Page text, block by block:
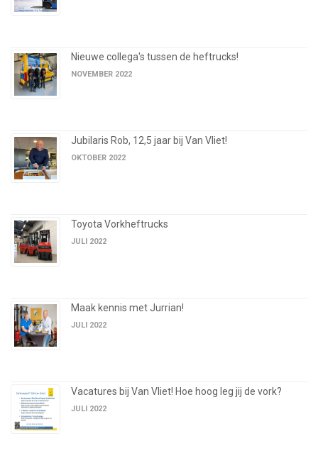
Nieuwe collega's tussen de heftrucks!
NOVEMBER 2022
Jubilaris Rob, 12,5 jaar bij Van Vliet!
OKTOBER 2022
Toyota Vorkheftrucks
JULI 2022
Maak kennis met Jurrian!
JULI 2022
Vacatures bij Van Vliet! Hoe hoog leg jij de vork?
JULI 2022